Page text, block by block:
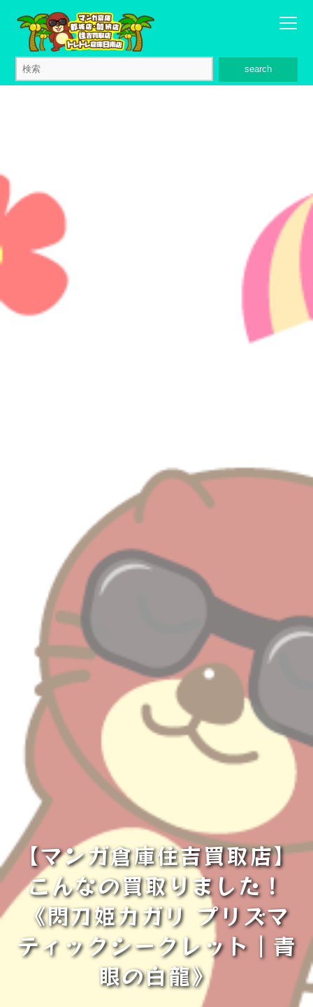
search
【マンガ倉庫住吉買取店】
こんなの買取りました！
《閃刀姫カガリ プリズマ
ティックシークレット｜青
眼の白龍》